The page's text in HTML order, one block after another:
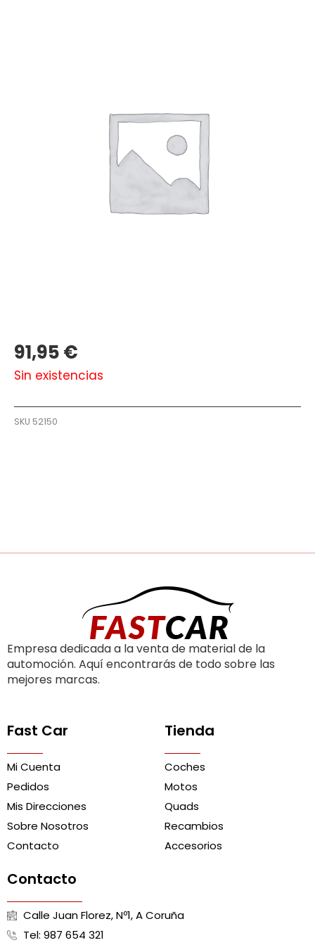
91,95€
Sin existencias
SKU 52150
Empresa dedicada a la venta de material de la
automoción. Aquí encontrarás de todo sobre las
mejores marcas.
Fast Car
Mi Cuenta
Pedidos
Mis Direcciones
Sobre Nosotros
Contacto
Tienda
Coches
Motos
Quads
Recambios
Accesorios
Contacto
Calle Juan Florez, Nº1, A Coruña
Tel: 987 654 321